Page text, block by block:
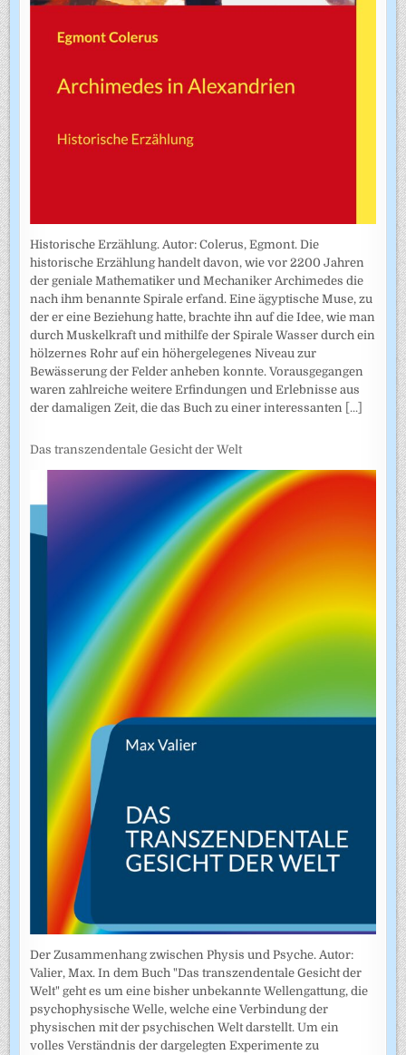
Historische Erzählung. Autor: Colerus, Egmont. Die
historische Erzählung handelt davon, wie vor 2200 Jahren
der geniale Mathematiker und Mechaniker Archimedes die
nach ihm benannte Spirale erfand. Eine ägyptische Muse, zu
der er eine Beziehung hatte, brachte ihn auf die Idee, wie man
durch Muskelkraft und mithilfe der Spirale Wasser durch ein
hölzernes Rohr auf ein höhergelegenes Niveau zur
Bewässerung der Felder anheben konnte. Vorausgegangen
waren zahlreiche weitere Erfindungen und Erlebnisse aus
der damaligen Zeit, die das Buch zu einer interessanten [...]
Das transzendentale Gesicht der Welt
Der Zusammenhang zwischen Physis und Psyche. Autor:
Valier, Max. In dem Buch "Das transzendentale Gesicht der
Welt" geht es um eine bisher unbekannte Wellengattung, die
psychophysische Welle, welche eine Verbindung der
physischen mit der psychischen Welt darstellt. Um ein
volles Verständnis der dargelegten Experimente zu